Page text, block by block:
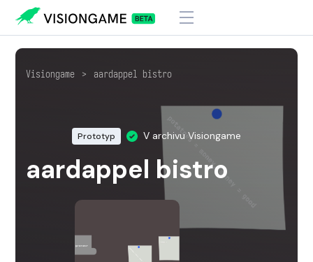
Visiongame > aardappel bistro
Prototyp V archivu Visiongame
aardappel bistro